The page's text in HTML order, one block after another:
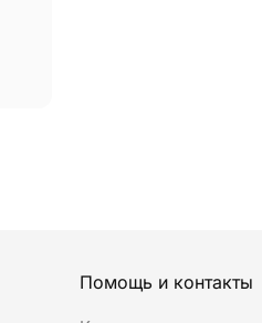
Помощь и контакты